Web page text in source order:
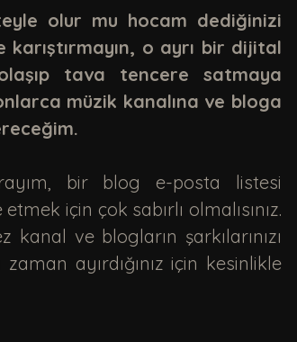
olur mu hocam dediğinizi
o ayrı bir dijital
tava tencere satmaya
müzik kanalına ve bloga
için çok sabırlı olmalısınız.
ve blogların şarkılarınızı
ayırdığınız için kesinlikle